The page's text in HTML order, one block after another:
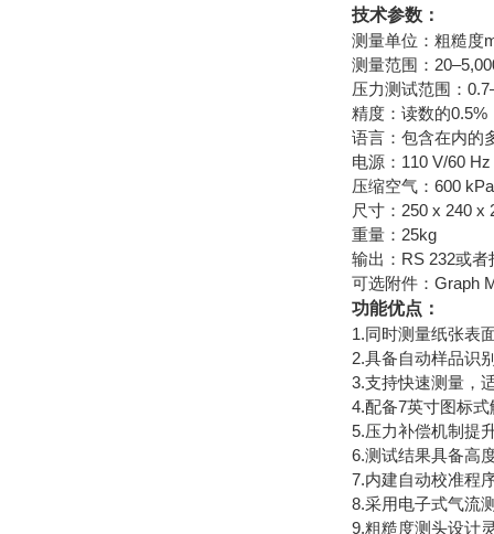
技术参数：
测量单位：粗糙度
测量范围：
压力测试范围：
精度：读数的0.5%
语言：包含在内的
电源：110 V/60
压缩空气：600
尺寸：250 x 240 x
重量：25kg
输出：RS 232或者
可选附件：Graph
功能优点：
1.同时测量纸张表
2.具备自动样品识
3.支持快速测量，
4.配备7英寸图标
5.压力补偿机制提
6.测试结果具备高
7.内建自动校准程
8.采用电子式气流
9.粗糙度测头设计